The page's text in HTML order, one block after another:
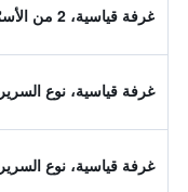
غرفة قياسية، 2 من الأسرّة المزدوجة
غرفة قياسية، نوع
غرفة قياسية، نوع